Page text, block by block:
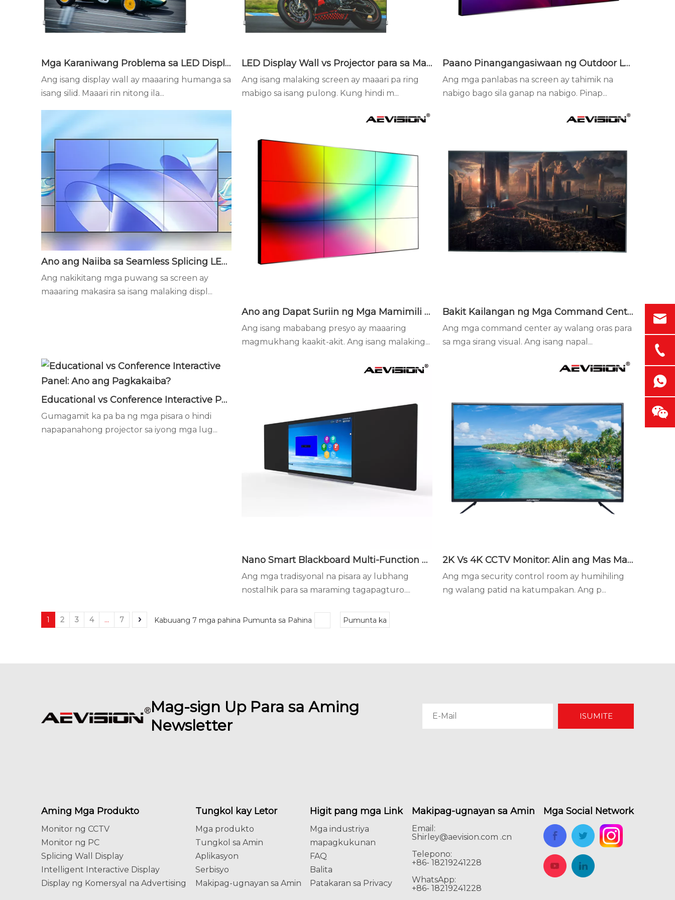
Mga Karaniwang Problema sa LED Display Wall at Paano Maiiwasan ang mga Ito
Ang isang display wall ay maaaring humanga sa
isang silid. Maaari rin nitong ila...
LED Display Wall vs Projector para sa Malaking Meeting Space
Ang isang malaking screen ay maaari pa ring
mabigo sa isang pulong. Kung hindi m...
Paano Pinangangasiwaan ng Outdoor LED Display ang Temperatura at Halumigmig
Ang mga panlabas na screen ay tahimik na
nabigo bago sila ganap na nabigo. Pinap...
Ano ang Naiiba sa Seamless Splicing LED Display?
Ang nakikitang mga puwang sa screen ay
maaaring makasira sa isang malaking displ...
Ano ang Dapat Suriin ng Mga Mamimili Bago Umorder ng Mga LED Display Wall
Ang isang mababang presyo ay maaaring
magmukhang kaakit-akit. Ang isang malaking...
Bakit Kailangan ng Mga Command Center ng Seamless LED Display Wall
Ang mga command center ay walang oras para
sa mga sirang visual. Ang isang napal...
Educational vs Conference Interactive Panel: Ano ang Pagkakaiba?
Gumagamit ka pa ba ng mga pisara o hindi
napapanahong projector sa iyong mga lug...
Nano Smart Blackboard Multi-Function Teaching Advantages
Ang mga tradisyonal na pisara ay lubhang
nostalhik para sa maraming tagapagturo....
2K Vs 4K CCTV Monitor: Alin ang Mas Mabuti para sa Pagsubaybay sa Seguridad?
Ang mga security control room ay humihiling
ng walang patid na katumpakan. Ang p...
1 2 3 4 ... 7 Kabuuang 7 mga pahina Pumunta sa Pahina Pumunta ka
Mag-sign Up Para sa Aming
Newsletter
ISUMITE
Aming Mga Produkto
Monitor ng CCTV
Monitor ng PC
Splicing Wall Display
Intelligent Interactive Display
Display ng Komersyal na Advertising
Tungkol kay Letor
Mga produkto
Tungkol sa Amin
Aplikasyon
Serbisyo
Makipag-ugnayan sa Amin
Higit pang mga Link
Mga industriya
mapagkukunan
FAQ
Balita
Patakaran sa Privacy
Makipag-ugnayan sa Amin
Email:
Shirley@aevision.com .cn
Telepono:
+86- 18219241228
WhatsApp:
+86- 18219241228
Mga Social Network